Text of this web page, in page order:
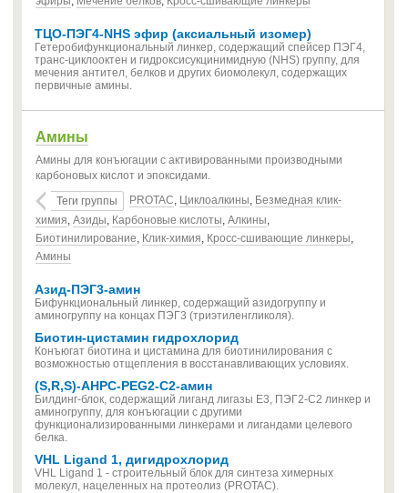
ТЦО-ПЭГ4-NHS эфир (аксиальный изомер)
Гетеробифункциональный линкер, содержащий спейсер ПЭГ4,
транс-циклооктен и гидроксисукцинимидную (NHS) группу, для
мечения антител, белков и других биомолекул, содержащих
первичные амины.
Амины
Амины для конъюгации с активированными производными
карбоновых кислот и эпоксидами.
Теги группы
PROTAC, Циклоалкины, Безмедная клик-
химия, Азиды, Карбоновые кислоты, Алкины,
Биотинилирование, Клик-химия, Кросс-сшивающие линкеры,
Амины
Азид-ПЭГ3-амин
Бифункциональный линкер, содержащий азидогруппу и
аминогруппу на концах ПЭГ3 (триэтиленгликоля).
Биотин-цистамин гидрохлорид
Конъюгат биотина и цистамина для биотинилирования с
возможностью отщепления в восстанавливающих условиях.
(S,R,S)-AHPC-PEG2-C2-амин
Билдинг-блок, содержащий лиганд лигазы E3, ПЭГ2-С2 линкер и
аминогруппу, для конъюгации с другими
функционализированными линкерами и лигандами целевого
белка.
VHL Ligand 1, дигидрохлорид
VHL Ligand 1 - строительный блок для синтеза химерных
молекул, нацеленных на протеолиз (PROTAC).